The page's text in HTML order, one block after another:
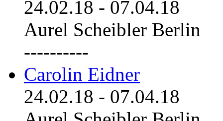
24.02.18 - 07.04.18
Aurel Scheibler Berlin
----------
Carolin Eidner
24.02.18 - 07.04.18